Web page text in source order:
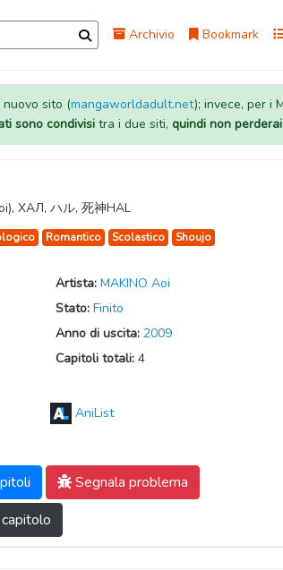
Archivio Bookmark
sito (mangaworldadult.net); invece, per i
sono condivisitra i due siti, quindi non
ХАЛ, ハル, 死神HAL
Romantico Scolastico
Shoujo
Artista: MAKINO Aoi
Stato: Finito
Anno di uscita: 2009
Capitoli totali: 4
AniList
Segnala problema